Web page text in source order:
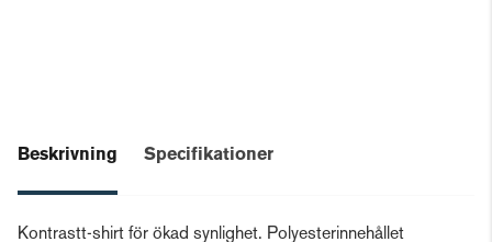
Beskrivning Specifikationer
Kontrastt-shirt för ökad synlighet. Polyesterinnehållet